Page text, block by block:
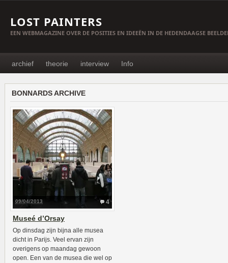
LOST PAINTERS
EEN WEBMAGAZINE OVER DE POSITIES EN IDEEËN IN DE HEDENDAAGSE
archief theorie interview Info
BONNARDS ARCHIVE
4
09/04/2013
Museé d’Orsay
Op dinsdag zijn bijna alle musea
dicht in Parijs. Veel ervan zijn
overigens op maandag gewoon
open. Een van de musea die wel op